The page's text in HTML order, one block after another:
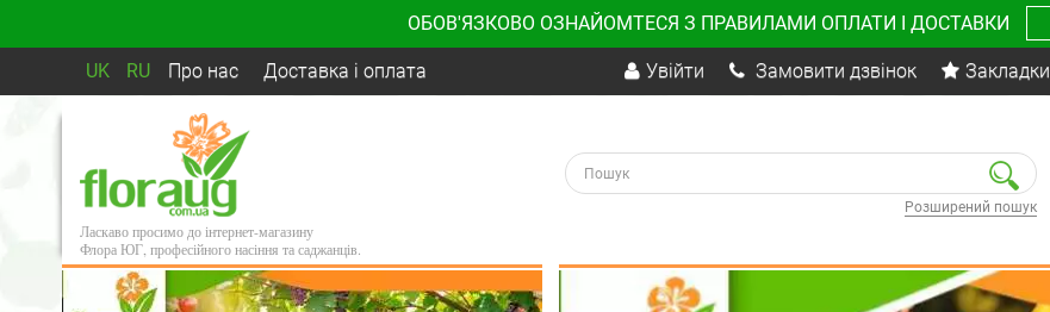
ОБОВ'ЯЗКОВО ОЗНАЙОМТЕСЯ З ПРАВИЛАМИ ОПЛАТИ І ДОСТАВКИ
UK RU Про нас Доставка і оплата Увійти Замовити дзвінок Закладки
Ласкаво просимо до інтернет-магазину
Флора ЮГ, професійного насіння та саджанців.
Розширений пошук